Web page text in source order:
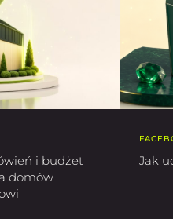
i budżet
domów
Jak